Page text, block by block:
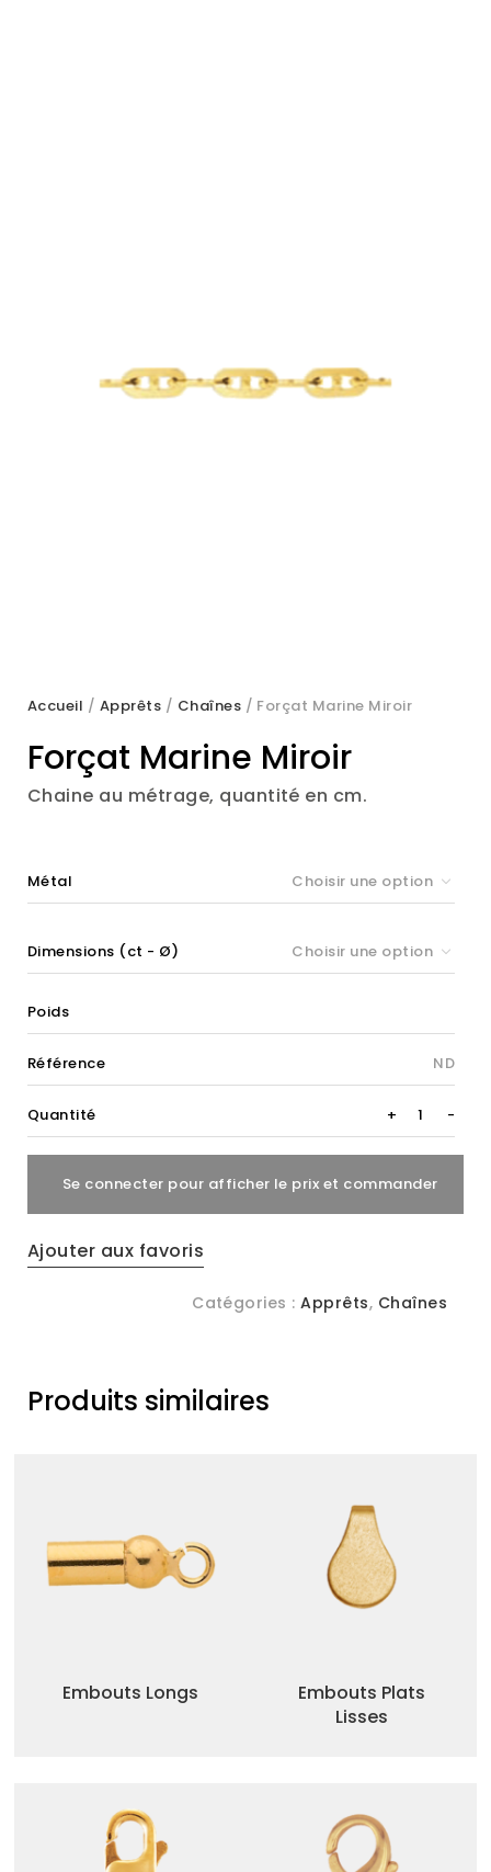
Accueil / Apprêts / Chaînes / Forçat Marine Miroir
Forçat Marine Miroir
Chaine au métrage, quantité en cm.
Métal Choisir une option
Dimensions (ct - Ø) Choisir une option
Poids
Référence ND
Quantité
Forçat
Marine
Miroir
quantity
+ -
Se connecter pour afficher le prix et commander
Ajouter aux favoris
Catégories :Apprêts, Chaînes
Produits similaires
Embouts Longs
Embouts Plats
Lisses